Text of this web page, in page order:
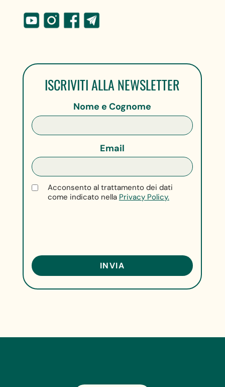
ISCRIVITI ALLA NEWSLETTER
Nome e Cognome
Email
Acconsento al trattamento dei dati
come indicato nella Privacy Policy.